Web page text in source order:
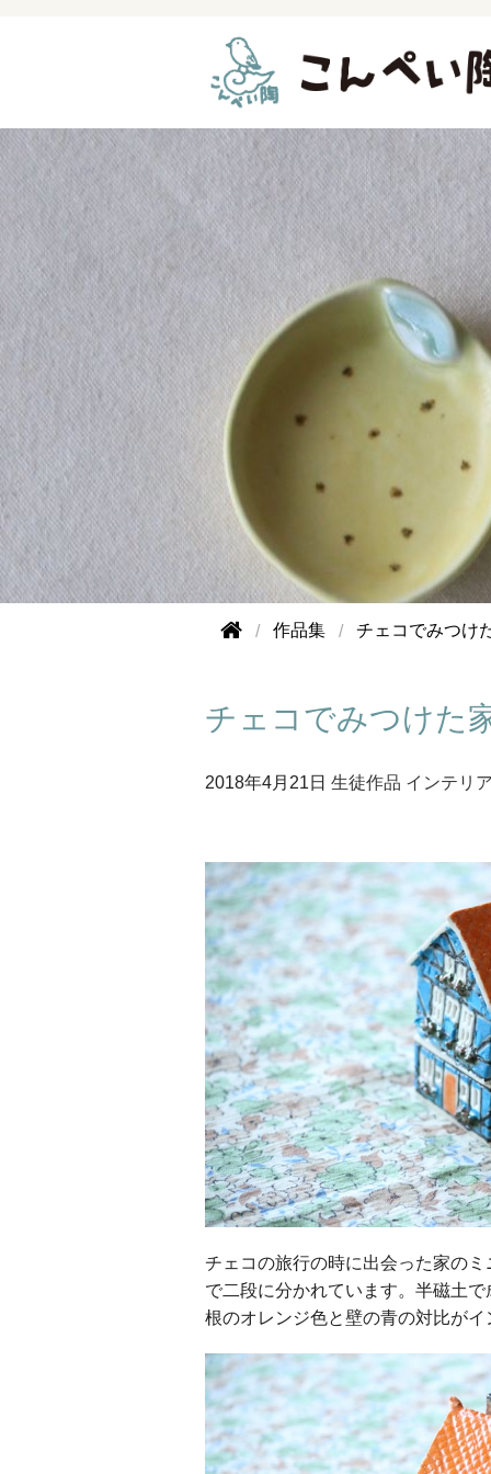
作品集 チェコでみつけ
チェコでみつけた
2018年4月21日 生徒作品 インテリ
チェコの旅行の時に出会った家の
で二段に分かれています。半磁土
根のオレンジ色と壁の青の対比が